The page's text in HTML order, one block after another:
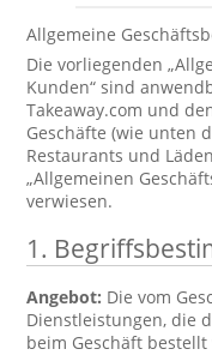
Allgemeine
Die vorliegenden
Kunden“ sind
Takeaway.com und
Geschäfte (wie unten
Restaurants und
„Allgemeinen
verwiesen.
1.
Angebot: Die vom
Dienstleistungen, die
beim Geschäft